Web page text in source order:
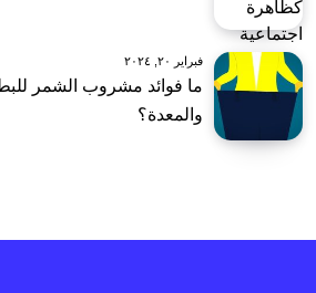
فبراير ٢٠, ٢٠٢٤
ما فوائد مشروب الشمر
والمعدة؟